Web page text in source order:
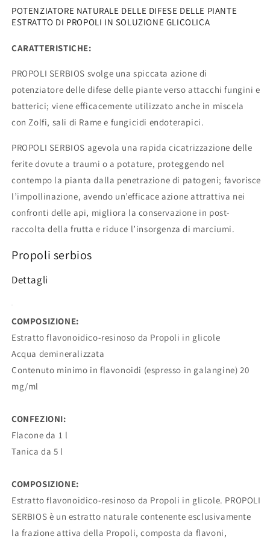
delle
difese
piante
soluzione
delle
difese
piante
soluzione
glicolica
POTENZIATORE NATURALE DELLE DIFESE DELLE PIANTE
ESTRATTO DI PROPOLI IN SOLUZIONE GLICOLICA
CARATTERISTICHE:
PROPOLI SERBIOS svolge una spiccata azione di
potenziatore delle difese delle piante verso attacchi fungini e
batterici; viene efficacemente utilizzato anche in miscela
con Zolfi, sali di Rame e fungicidi endoterapici.
PROPOLI SERBIOS agevola una rapida cicatrizzazione delle
ferite dovute a traumi o a potature, proteggendo nel
contempo la pianta dalla penetrazione di patogeni; favorisce
l’impollinazione, avendo un’efficace azione attrattiva nei
confronti delle api, migliora la conservazione in post-
raccolta della frutta e riduce l’insorgenza di marciumi.
Propoli serbios
Dettagli
COMPOSIZIONE:
Estratto flavonoidico-resinoso da Propoli in glicole
Acqua demineralizzata
Contenuto minimo in flavonoidi (espresso in galangine) 20
mg/ml
CONFEZIONI:
Flacone da 1 l
Tanica da 5 l
COMPOSIZIONE:
Estratto flavonoidico-resinoso da Propoli in glicole. PROPOLI
SERBIOS è un estratto naturale contenente esclusivamente
la frazione attiva della Propoli, composta da flavoni,